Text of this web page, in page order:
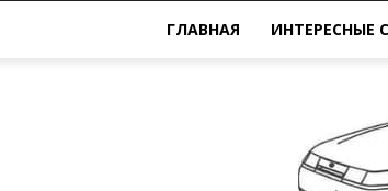
ГЛАВНАЯ ИНТЕРЕСНЫЕ